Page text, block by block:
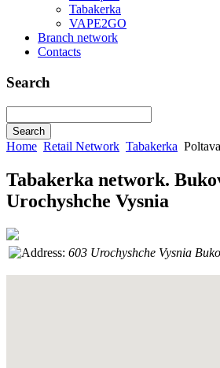
Tabakerka
VAPE2GO
Branch network
Contacts
Search
Home Retail Network Tabakerka
Tabakerka network.
Urochyshche Vysnia
603 Urochyshche Vysnia